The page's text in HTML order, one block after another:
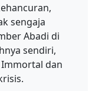
sengaja
Abadi di
sendiri,
dan